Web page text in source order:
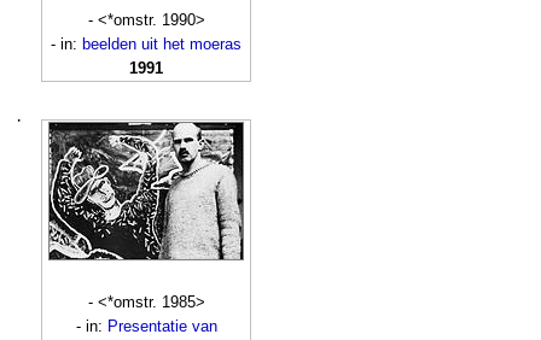
- <*omstr. 1990>
- in: beelden uit het moeras
1991
·
- <*omstr. 1985>
- in: Presentatie van